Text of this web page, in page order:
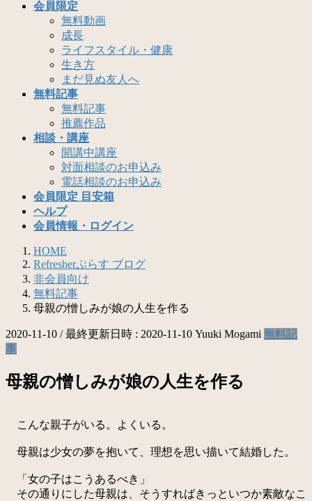
会員限定
無料動画
成長
ライフスタイル・健康
生き方
まだ見ぬ友人へ
無料記事
無料記事
推薦作品
相談・講座
開講中講座
対面相談のお申込み
電話相談のお申込み
会員限定 目安箱
ヘルプ
会員情報・ログイン
HOME
Refresherぷらす ブログ
非会員向け
無料記事
母親の憎しみが娘の人生を作る
2020-11-10 / 最終更新日時 : 2020-11-10 Yuuki Mogami 無料記
事
母親の憎しみが娘の人生を作る
こんな親子がいる。よくいる。
母親は少女の夢を抱いて、理想を思い描いて結婚した。
「女の子はこうあるべき」
その通りにした母親は、そうすればきっといつか素敵なこ